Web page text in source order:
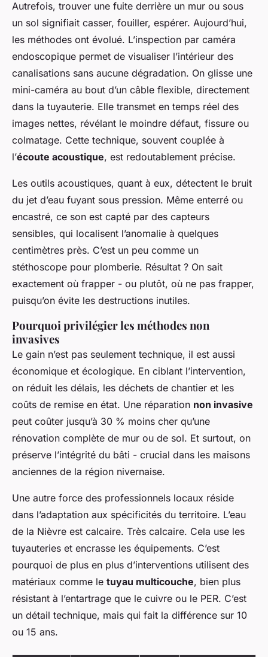
Autrefois, trouver une fuite derrière un mur ou sous
un sol signifiait casser, fouiller, espérer. Aujourd’hui,
les méthodes ont évolué. L’inspection par caméra
endoscopique permet de visualiser l’intérieur des
canalisations sans aucune dégradation. On glisse une
mini-caméra au bout d’un câble flexible, directement
dans la tuyauterie. Elle transmet en temps réel des
images nettes, révélant le moindre défaut, fissure ou
colmatage. Cette technique, souvent couplée à
l’écoute acoustique, est redoutablement précise.
Les outils acoustiques, quant à eux, détectent le bruit
du jet d’eau fuyant sous pression. Même enterré ou
encastré, ce son est capté par des capteurs
sensibles, qui localisent l’anomalie à quelques
centimètres près. C’est un peu comme un
stéthoscope pour plomberie. Résultat ? On sait
exactement où frapper - ou plutôt, où ne pas frapper,
puisqu’on évite les destructions inutiles.
Pourquoi privilégier les méthodes non
invasives
Le gain n’est pas seulement technique, il est aussi
économique et écologique. En ciblant l’intervention,
on réduit les délais, les déchets de chantier et les
coûts de remise en état. Une réparation non invasive
peut coûter jusqu’à 30 % moins cher qu’une
rénovation complète de mur ou de sol. Et surtout, on
préserve l’intégrité du bâti - crucial dans les maisons
anciennes de la région nivernaise.
Une autre force des professionnels locaux réside
dans l’adaptation aux spécificités du territoire. L’eau
de la Nièvre est calcaire. Très calcaire. Cela use les
tuyauteries et encrasse les équipements. C’est
pourquoi de plus en plus d’interventions utilisent des
matériaux comme le tuyau multicouche, bien plus
résistant à l’entartrage que le cuivre ou le PER. C’est
un détail technique, mais qui fait la différence sur 10
ou 15 ans.